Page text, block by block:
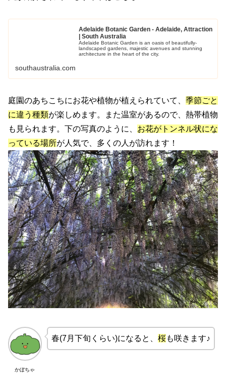
Adelaide Botanic Garden - Adelaide, Attraction
| South Australia
Adelaide Botanic Garden is an oasis of beautifully-
landscaped gardens, majestic avenues and stunning
architecture in the heart of the city.
southaustralia.com
庭園のあちこちにお花や植物が植えられていて、 季節ごと
に違う種類が楽しめます。また温室があるので、熱帯植物
も見られます。下の写真のように、 お花がトンネル状にな
っている場所が人気で、多くの人が訪れます！
かぼちゃ
春(7月下旬くらい)になると、 桜も咲きます♪